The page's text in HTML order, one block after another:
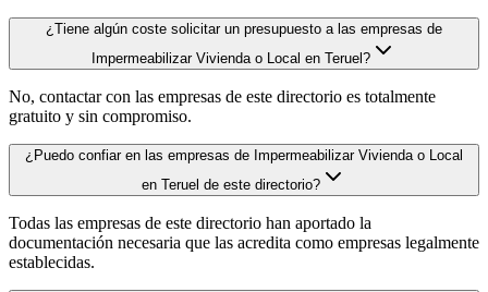
¿Tiene algún coste solicitar un presupuesto a las empresas de
Impermeabilizar Vivienda o Local en Teruel?
No, contactar con las empresas de este directorio es totalmente
gratuito y sin compromiso.
¿Puedo confiar en las empresas de Impermeabilizar Vivienda o Local
en Teruel de este directorio?
Todas las empresas de este directorio han aportado la
documentación necesaria que las acredita como empresas legalmente
establecidas.